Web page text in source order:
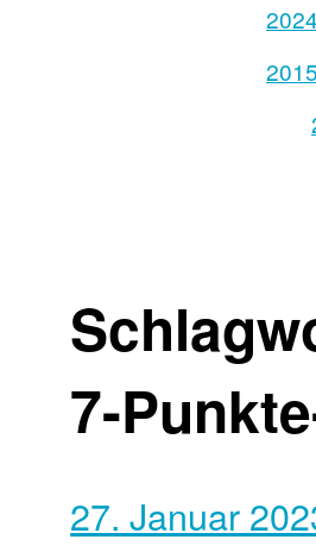
2024
2015
7-
27. Januar